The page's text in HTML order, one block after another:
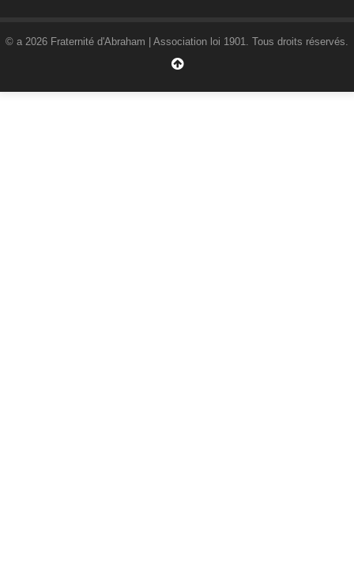
© a 2026 Fraternité d'Abraham | Association loi 1901. Tous droits réservés.